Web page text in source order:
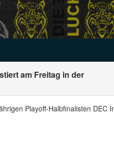
am Freitag in der
Playoff-Halbfinalisten DEC